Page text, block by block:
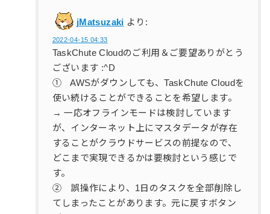
jMatsuzaki より:
2022-04-15 04:33
TaskChute Cloudのご利用＆ご要望ありがとう
ございます :^D
① AWSがダウンしても、TaskChute Cloudを
使い続けることができることを希望します。
→ 一応オフラインモードは検討しています
が、インターネット上にマスタデータが存在
することがクラウドサービスの前提なので、
どこまで実現できるかは要検討という感じで
す。
② 誤操作により、1日のタスクを全部削除し
てしまったことがあります。元に戻すボタン